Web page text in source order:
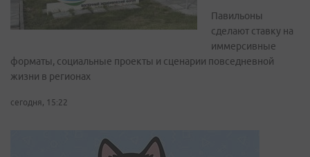
Павильоны
сделают ставку на
иммерсивные
форматы, социальные проекты и сценарии повседневной
жизни в регионах
сегодня, 15:22